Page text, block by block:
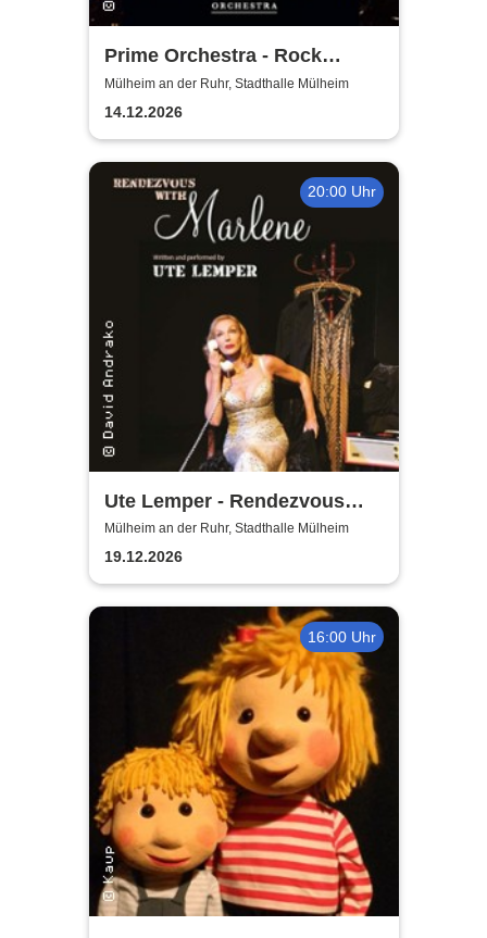
Prime Orchestra - Rock
Sympho Show
Mülheim an der Ruhr, Stadthalle Mülheim
14.12.2026
20:00 Uhr
Ute Lemper - Rendezvous
with Marlene
Mülheim an der Ruhr, Stadthalle Mülheim
19.12.2026
16:00 Uhr